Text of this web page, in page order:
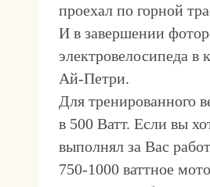
проехал по горной
И в завершении
электровелосипеда
Ай-Петри.
Для тренированного
в 500 Ватт. Если вы
выполнял за Вас
750-1000 ваттное